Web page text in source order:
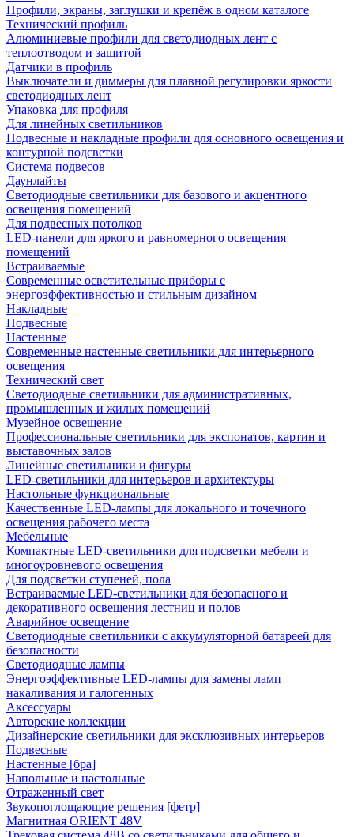
Профили, экраны, заглушки и крепёж в одном каталоге
Технический профиль
Алюминиевые профили для светодиодных лент с
теплоотводом и защитой
Датчики в профиль
Выключатели и диммеры для плавной регулировки яркости
светодиодных лент
Упаковка для профиля
Для линейных светильников
Подвесные и накладные профили для основного освещения и
контурной подсветки
Система подвесов
Даунлайты
Светодиодные светильники для базового и акцентного
освещения помещений
Для подвесных потолков
LED-панели для яркого и равномерного освещения
помещений
Встраиваемые
Современные осветительные приборы с
энергоэффективностью и стильным дизайном
Накладные
Подвесные
Настенные
Современные настенные светильники для интерьерного
освещения
Технический свет
Светодиодные светильники для административных,
промышленных и жилых помещений
Музейное освещение
Профессиональные светильники для экспонатов, картин и
выставочных залов
Линейные светильники и фигуры
LED-светильники для интерьеров и архитектуры
Настольные функциональные
Качественные LED-лампы для локального и точечного
освещения рабочего места
Мебельные
Компактные LED-светильники для подсветки мебели и
многоуровневого освещения
Для подсветки ступеней, пола
Встраиваемые LED-светильники для безопасного и
декоративного освещения лестниц и полов
Аварийное освещение
Светодиодные светильники с аккумуляторной батареей для
безопасности
Светодиодные лампы
Энергоэффективные LED-лампы для замены ламп
накаливания и галогенных
Аксессуары
Авторские коллекции
Дизайнерские светильники для эксклюзивных интерьеров
Подвесные
Настенные [бра]
Напольные и настольные
Отраженный свет
Звукопоглощающие решения [фетр]
Магнитная ORIENT 48V